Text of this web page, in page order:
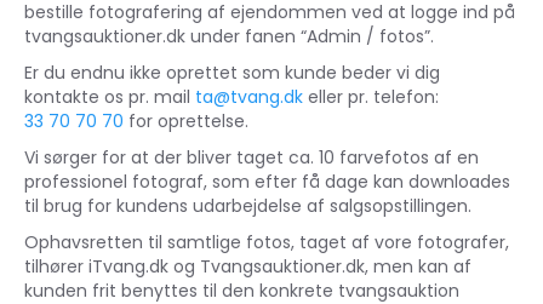
bestille fotografering af ejendommen ved at logge ind på
tvangsauktioner.dk under fanen “Admin / fotos”.
Er du endnu ikke oprettet som kunde beder vi dig
kontakte os pr. mail ta@tvang.dkeller pr. telefon:
33 70 70 70 for oprettelse.
Vi sørger for at der bliver taget ca. 10 farvefotos af en
professionel fotograf, som efter få dage kan downloades
til brug for kundens udarbejdelse af salgsopstillingen.
Ophavsretten til samtlige fotos, taget af vore fotografer,
tilhører iTvang.dk og Tvangsauktioner.dk, men kan af
kunden frit benyttes til den konkrete tvangsauktion